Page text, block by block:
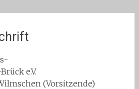
e.V.
(Vorsitzende)